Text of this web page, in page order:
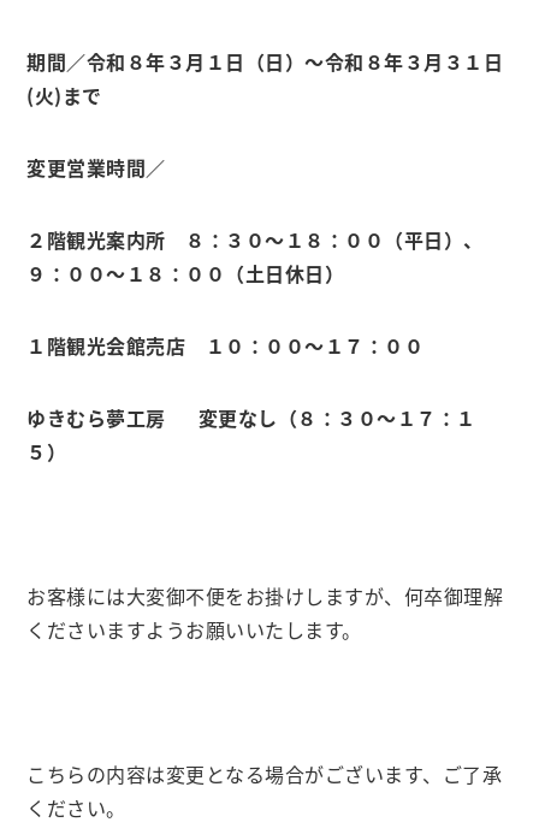
期間／令和８年３月１日（日）～令和８年３月３１日
(火)まで
変更営業時間／
２階観光案内所
８：３０～１８：００（平日）、
９：００〜１８：００（土日休日）
１階観光会館売店 １０：００～１７：００
ゆきむら夢工房 変更なし（８：３０〜１７：１
５）
お客様には大変御不便をお掛けしますが、何卒御理解
くださいますようお願いいたします。
こちらの内容は変更となる場合がございます、ご了承
ください。